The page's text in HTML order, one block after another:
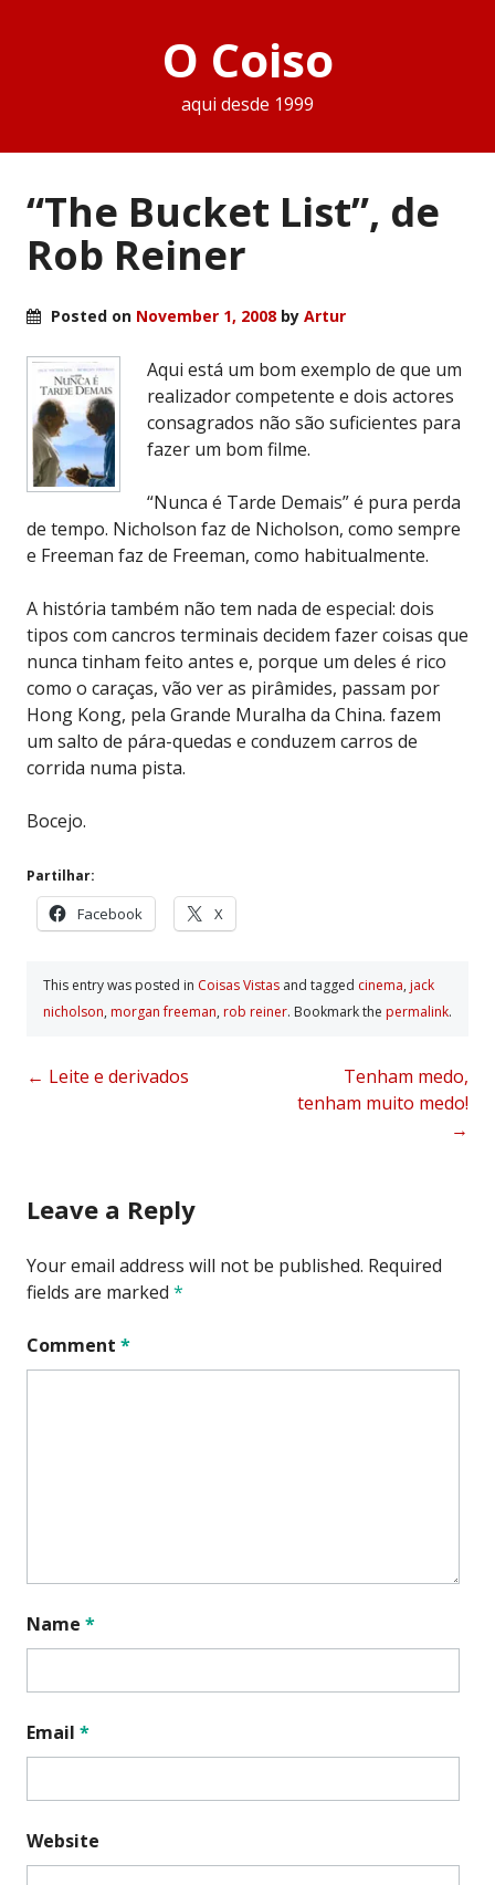
O Coiso
aqui desde 1999
“The Bucket List”, de
Rob Reiner
Posted on November 1, 2008 by Artur
Aqui está um bom exemplo de que um
realizador competente e dois actores
consagrados não são suficientes para
fazer um bom filme.
“Nunca é Tarde Demais” é pura perda
de tempo. Nicholson faz de Nicholson, como sempre
e Freeman faz de Freeman, como habitualmente.
A história também não tem nada de especial: dois
tipos com cancros terminais decidem fazer coisas que
nunca tinham feito antes e, porque um deles é rico
como o caraças, vão ver as pirâmides, passam por
Hong Kong, pela Grande Muralha da China. fazem
um salto de pára-quedas e conduzem carros de
corrida numa pista.
Bocejo.
Partilhar:
Facebook X
This entry was posted in Coisas Vistas and tagged cinema, jack
nicholson, morgan freeman, rob reiner. Bookmark the permalink.
Post
← Leite e derivados
Tenham medo,
tenham muito medo!
→
Leave a Reply
Your email address will not be published. Required
fields are marked *
Comment *
Name *
Email *
Website